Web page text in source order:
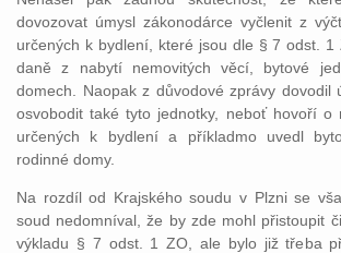
dovozovat úmysl zákonodárce vyčlenit z
určených k bydlení, které jsou dle § 7 odst. 1
daně z nabytí nemovitých věcí, bytové
domech. Naopak z důvodové zprávy dovodil
osvobodit také tyto jednotky, neboť hovoří o
určených k bydlení a příkladmo uvedl
rodinné domy.
Na rozdíl od Krajského soudu v Plzni se
soud nedomníval, že by zde mohl přistoupit
výkladu § 7 odst. 1 ZO, ale bylo již třeba